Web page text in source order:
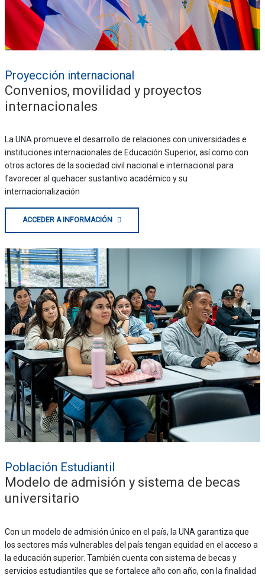
Proyección internacional
Convenios, movilidad y proyectos
internacionales
La UNA promueve el desarrollo de relaciones con universidades e
instituciones internacionales de Educación Superior, así como con
otros actores de la sociedad civil nacional e internacional para
favorecer al quehacer sustantivo académico y su
internacionalización
ACCEDER A INFORMACIÓN
Población Estudiantil
Modelo de admisión y sistema de becas
universitario
Con un modelo de admisión único en el país, la UNA garantiza que
los sectores más vulnerables del país tengan equidad en el acceso a
la educación superior. También cuenta con sistema de becas y
servicios estudiantiles que se fortalece año con año, con la finalidad